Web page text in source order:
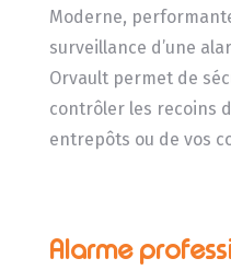
Moderne,
surveillance d’une
Orvault permet de
contrôler les recoins
entrepôts ou de vos
Alarme